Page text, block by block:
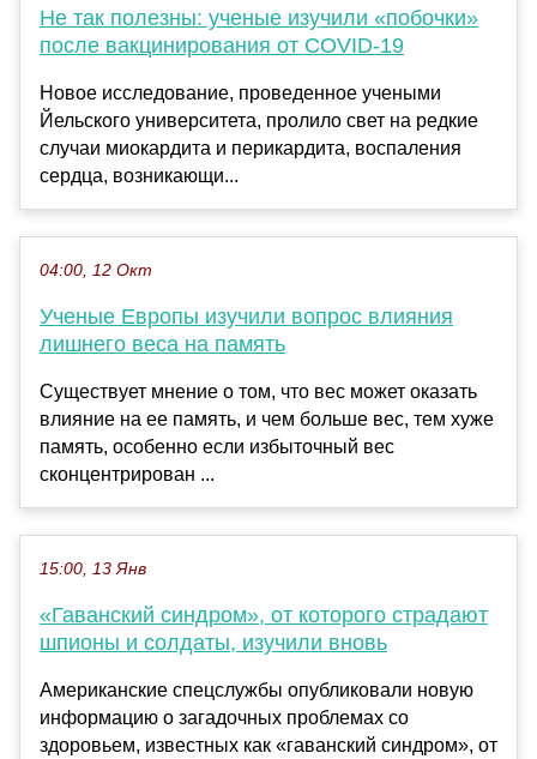
Не так полезны: ученые изучили «побочки»
после вакцинирования от COVID-19
Новое исследование, проведенное учеными
Йельского университета, пролило свет на редкие
случаи миокардита и перикардита, воспаления
сердца, возникающи...
04:00, 12 Окт
Ученые Европы изучили вопрос влияния
лишнего веса на память
Существует мнение о том, что вес может оказать
влияние на ее память, и чем больше вес, тем хуже
память, особенно если избыточный вес
сконцентрирован ...
15:00, 13 Янв
«Гаванский синдром», от которого страдают
шпионы и солдаты, изучили вновь
Американские спецслужбы опубликовали новую
информацию о загадочных проблемах со
здоровьем, известных как «гаванский синдром», от